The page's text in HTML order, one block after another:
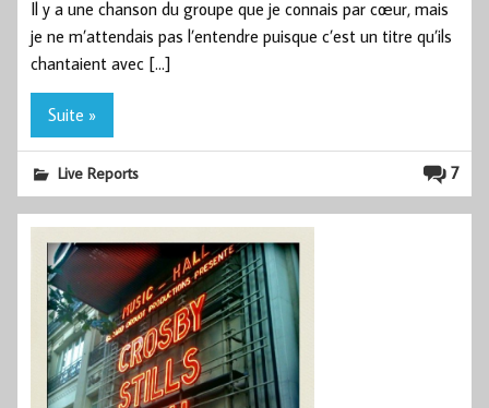
Il y a une chanson du groupe que je connais par cœur, mais
je ne m’attendais pas l’entendre puisque c’est un titre qu’ils
chantaient avec […]
Suite »
7
Live Reports